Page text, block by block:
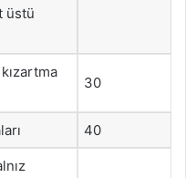
üstü
30
40